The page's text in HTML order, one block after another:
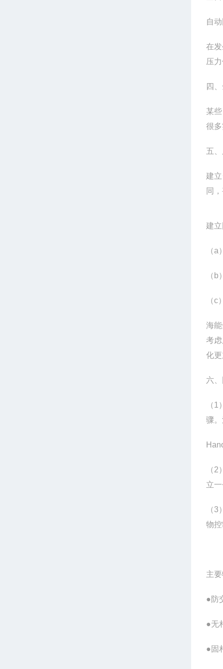
自
在
压
四
某
很
五
建
同
建
（
（
（
海
考
化
六
（
骤
（
立
（
物
主
●防
●无
●固